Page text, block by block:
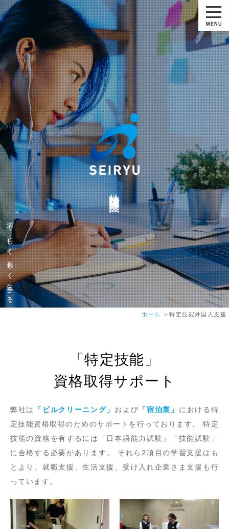
特定技能外国人支援
清く正しく美しく生きる
ホーム 特定技能外国人支援
「特定技能」
資格取得サポート
弊社は 「ビルクリーニング」 および 「宿泊業」 における特
定技能資格取得のためのサポートを行っております。
特定
技能の資格を有するには「日本語能力試験」「技能試験」
に合格する必要があります。
それら2項目の学習支援はも
とより、就職支援、生活支援、受け入れ企業さま支援も行
っています。